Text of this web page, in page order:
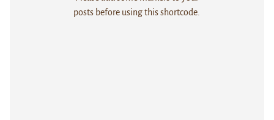
posts before using this shortcode.